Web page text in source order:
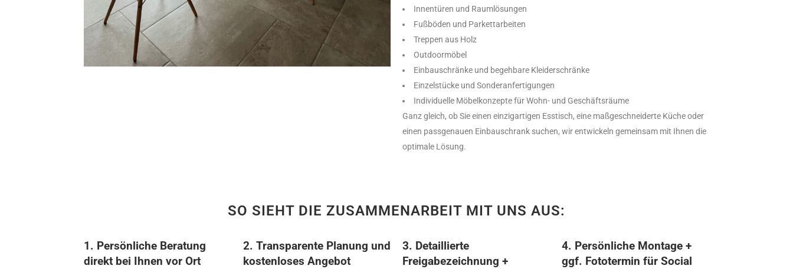
Innentüren und Raumlösungen
Fußböden und Parkettarbeiten
Treppen aus Holz
Outdoormöbel
Einbauschränke und begehbare Kleiderschränke
Einzelstücke und Sonderanfertigungen
Individuelle Möbelkonzepte für Wohn- und Geschäftsräume
Ganz gleich, ob Sie einen einzigartigen Esstisch, eine maßgeschneiderte Küche oder
einen passgenauen Einbauschrank suchen, wir entwickeln gemeinsam mit Ihnen die
optimale Lösung.
SO SIEHT DIE ZUSAMMENARBEIT MIT UNS AUS:
1. Persönliche Beratung
direkt bei Ihnen vor Ort
2. Transparente Planung und
kostenloses Angebot
3. Detaillierte
Freigabezeichnung +
4. Persönliche Montage +
ggf. Fototermin für Social